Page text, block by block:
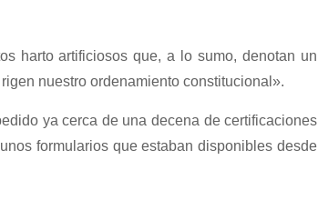
harto artificiosos que, a lo sumo, denotan un
nuestro ordenamiento constitucional».
ya cerca de una decena de certificaciones
formularios que estaban disponibles desde